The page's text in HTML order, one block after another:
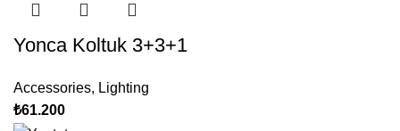
Yonca Koltuk 3+3+1
Accessories, Lighting
₺61.200